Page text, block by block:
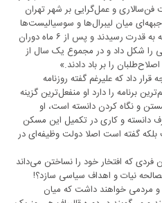
فن‌سالاری و عمل‌گرایی بر شهر تهران
میان لیبرال‌ها و سوسیالیست‌ها
این جریان‌های صرفا بوروکرات بودند که به قدرت رسیدند و پس از ۶ ماه دوران
افشانی را شکل داد و در مجموع یک سال از
را بر باد دادند.»
داد که علیرغم گفته روزنامه
برنامه را دارد او منفعل‌ترین گزینه
و نگاه کردن دانسته است، او
دانسته و کاری در تکمیل این مسکن
گفته است اصلا دولت وظیفه‌ای در
که افتخار خود را نساختن می‌داند
نیات و اهداف سیاسی سازد؟!
و مردمی خواهند داشت که میان